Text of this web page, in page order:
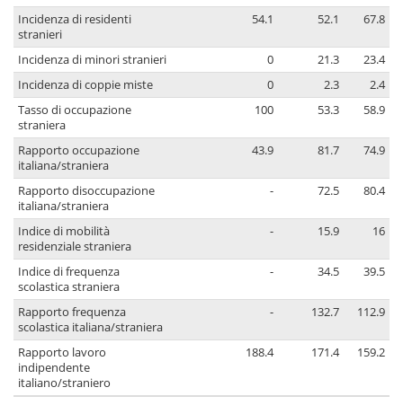
Incidenza di residenti
stranieri
54.1 52.1 67.8
Incidenza di minori stranieri 0 21.3
23.4
Incidenza di coppie miste
0 2.3
2.4
Tasso di occupazione
straniera
100 53.3 58.9
Rapporto occupazione
italiana/straniera
43.9 81.7 74.9
Rapporto disoccupazione
italiana/straniera
- 72.5 80.4
Indice di mobilità
residenziale straniera
- 15.9 16
Indice di frequenza
scolastica straniera
- 34.5 39.5
Rapporto frequenza
scolastica italiana/straniera
- 132.7 112.9
Rapporto lavoro
indipendente
italiano/straniero
188.4 171.4 159.2